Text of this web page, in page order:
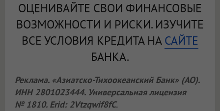
ОЦЕНИВАЙТЕ СВОИ ФИНАНСОВЫЕ
ВОЗМОЖНОСТИ И РИСКИ. ИЗУЧИТЕ
ВСЕ УСЛОВИЯ КРЕДИТА НАСАЙТЕ
БАНКА.
Реклама. «Азиатско-Тихоокеанский Банк» (АО).
ИНН 2801023444. Универсальная лицензия
№ 1810. Erid: 2Vtzqwif8fC.